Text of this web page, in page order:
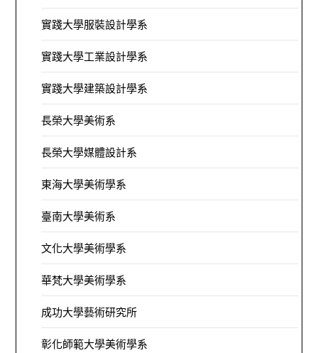
實踐大學服裝設計學系
實踐大學工業設計學系
實踐大學建築設計學系
長榮大學美術系
長榮大學媒體設計系
東海大學美術學系
臺南大學美術系
文化大學美術學系
華梵大學美術學系
成功大學藝術研究所
彰化師範大學美術學系